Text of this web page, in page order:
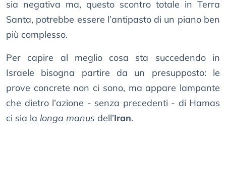
sia negativa ma, questo scontro totale in Terra
Santa, potrebbe essere l’antipasto di un piano ben
più complesso.
Per capire al meglio cosa sta succedendo in
Israele bisogna partire da un presupposto: le
prove concrete non ci sono, ma appare lampante
che dietro l’azione - senza precedenti - di Hamas
ci sia la longa manus dell’Iran.